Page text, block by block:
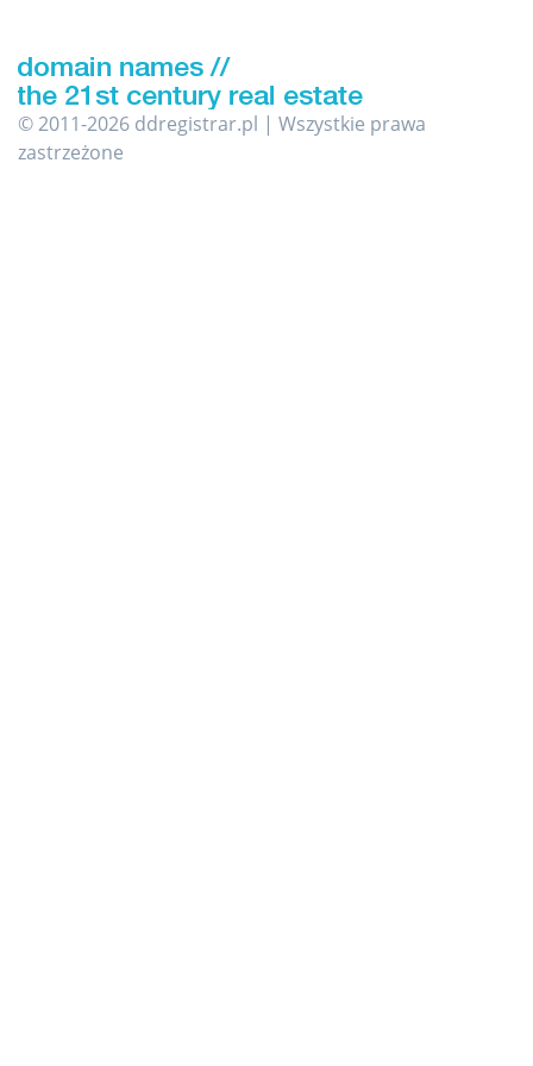
© 2011-2026 ddregistrar.pl | Wszystkie prawa
zastrzeżone